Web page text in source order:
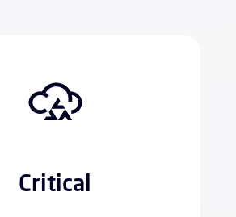
Critical